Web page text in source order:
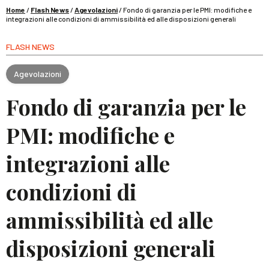
Home / Flash News/Agevolazioni/Fondo di garanzia per le PMI: modifiche e
integrazioni alle condizioni di ammissibilità ed alle disposizioni generali
FLASH NEWS
Agevolazioni
Fondo di garanzia per le
PMI: modifiche e
integrazioni alle
condizioni di
ammissibilità ed alle
disposizioni generali